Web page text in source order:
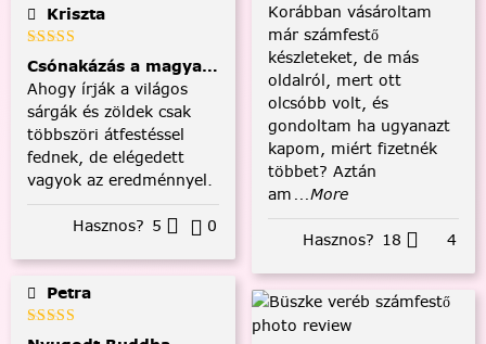
Kriszta
Csónakázás a magyar tengeren
Ahogy írják a világos
sárgák és zöldek csak
többszöri átfestéssel
fednek, de elégedett
vagyok az eredménnyel.
Hasznos? 5 0
Petra
Korábban vásároltam
már számfestő
készleteket, de más
oldalról, mert ott
olcsóbb volt, és
gondoltam ha ugyanazt
kapom, miért fizetnék
többet? Aztán
am ...More
Hasznos? 18 4